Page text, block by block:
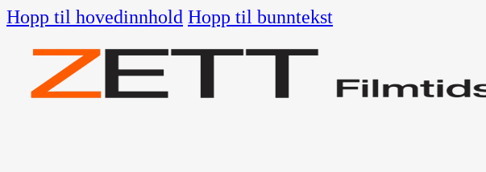
Hopp til hovedinnhold Hopp til bunntekst